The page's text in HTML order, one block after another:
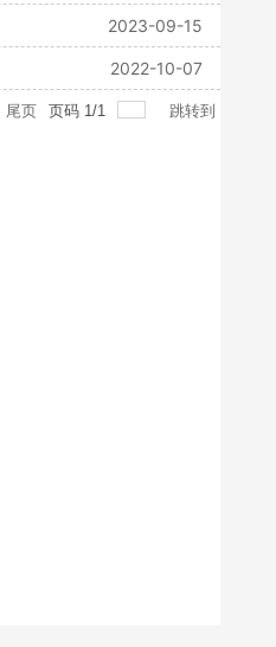
2023-09-15
2022-10-07
尾页 页码 1/1 跳转到